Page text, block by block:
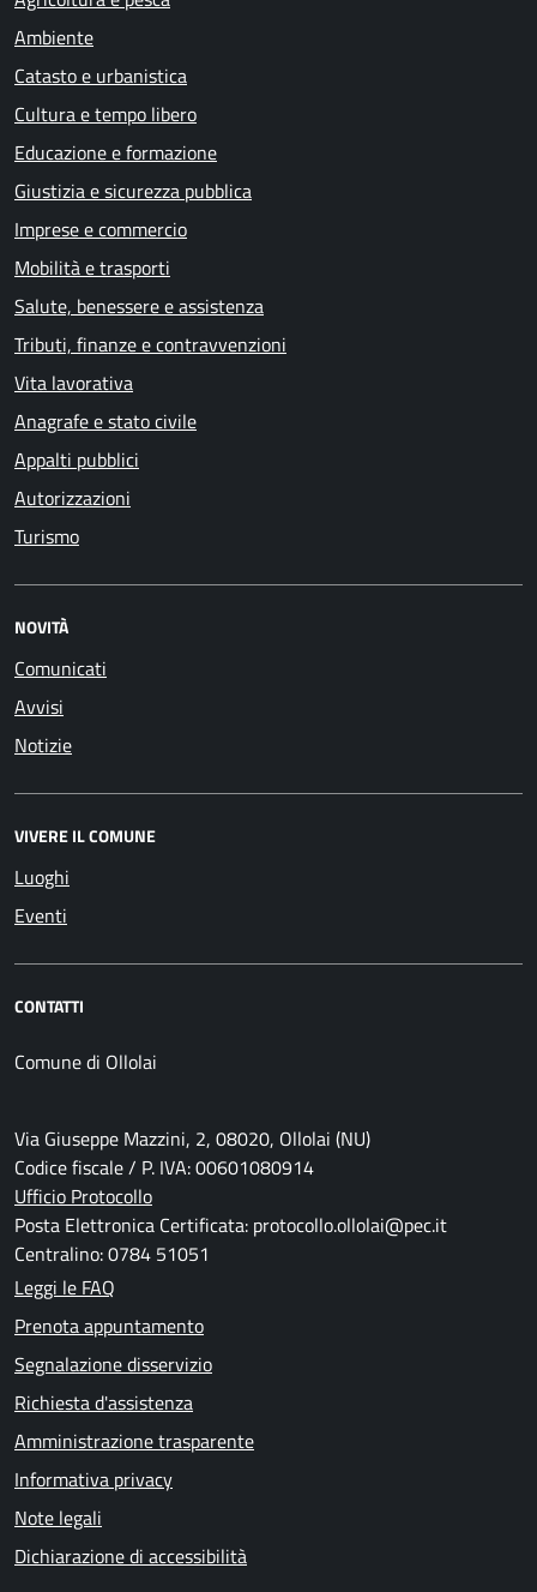
Ambiente
Catasto e urbanistica
Cultura e tempo libero
Educazione e formazione
Giustizia e sicurezza pubblica
Imprese e commercio
Mobilità e trasporti
Salute, benessere e assistenza
Tributi, finanze e contravvenzioni
Vita lavorativa
Anagrafe e stato civile
Appalti pubblici
Autorizzazioni
Turismo
NOVITÀ
Comunicati
Avvisi
Notizie
VIVERE IL COMUNE
Luoghi
Eventi
CONTATTI
Comune di Ollolai
Via Giuseppe Mazzini, 2, 08020, Ollolai (NU)
Codice fiscale / P. IVA: 00601080914
Ufficio Protocollo
Posta Elettronica Certificata: protocollo.ollolai@pec.it
Centralino: 0784 51051
Leggi le FAQ
Prenota appuntamento
Segnalazione disservizio
Richiesta d'assistenza
Amministrazione trasparente
Informativa privacy
Note legali
Dichiarazione di accessibilità